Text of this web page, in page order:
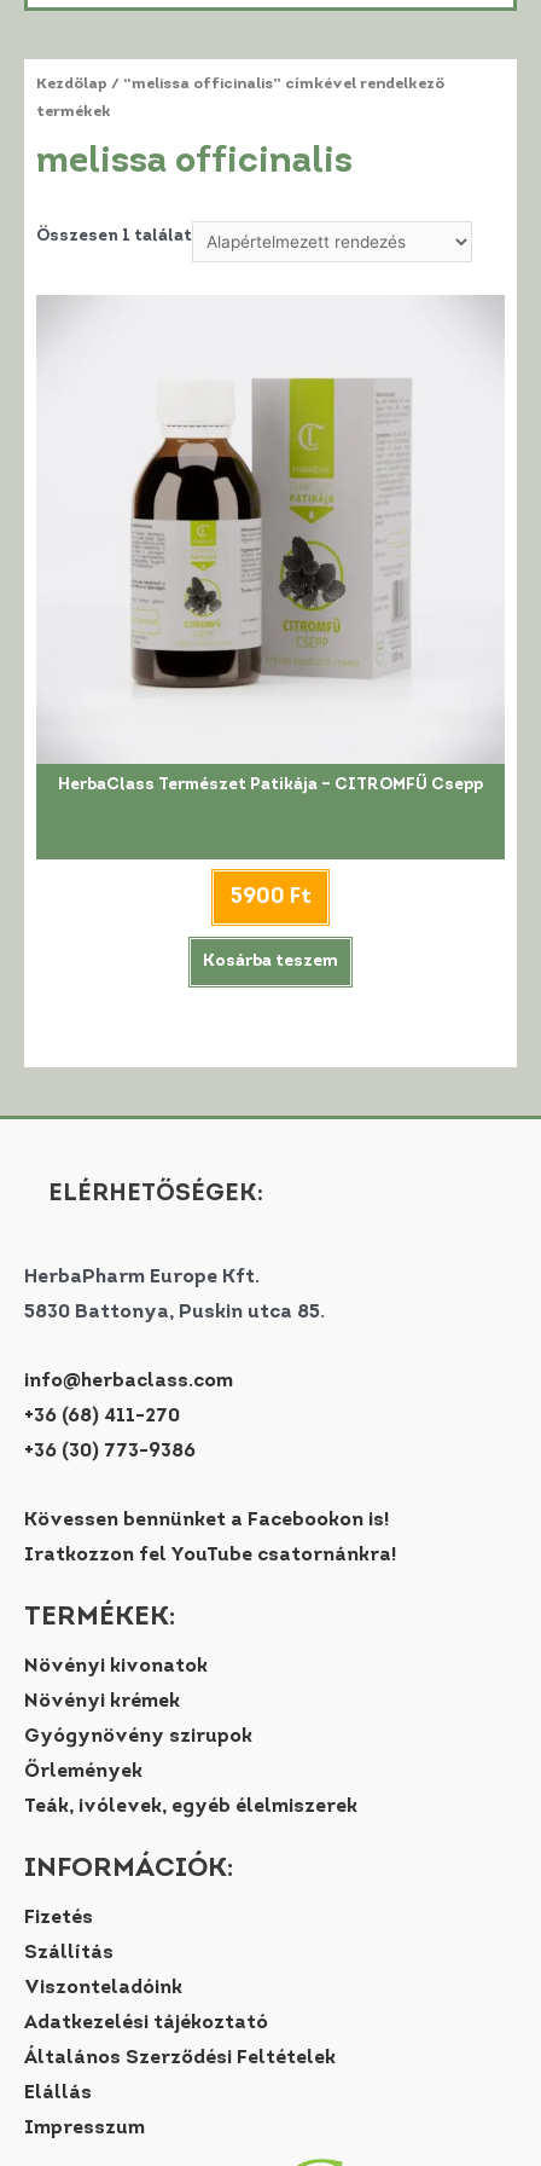
Kezdőlap / “melissa officinalis” címkével rendelkező
termékek
melissa officinalis
Összesen 1 találat
HerbaClass Természet Patikája – CITROMFŰ Csepp
5900 Ft
Kosárba teszem
ELÉRHETŐSÉGEK:
HerbaPharm Europe Kft.
5830 Battonya, Puskin utca 85.
info@herbaclass.com
+36 (68) 411-270
+36 (30) 773-9386
Kövessen bennünket a Facebookon is!
Iratkozzon fel YouTube csatornánkra!
TERMÉKEK:
Növényi kivonatok
Növényi krémek
Gyógynövény szirupok
Őrlemények
Teák, ivólevek, egyéb élelmiszerek
INFORMÁCIÓK:
Fizetés
Szállítás
Viszonteladóink
Adatkezelési tájékoztató
Általános Szerződési Feltételek
Elállás
Impresszum